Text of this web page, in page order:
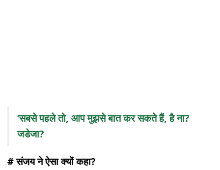
‘सबसे पहले तो, आप मुझसे बात कर सकते हैं, है ना?
जडेजा?
# संजय ने ऐसा क्यों कहा?